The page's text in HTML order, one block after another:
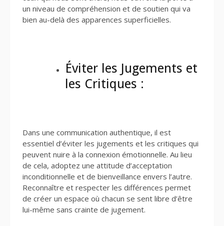
un niveau de compréhension et de soutien qui va
bien au-delà des apparences superficielles.
Éviter les Jugements et
les Critiques :
Dans une communication authentique, il est
essentiel d’éviter les jugements et les critiques qui
peuvent nuire à la connexion émotionnelle. Au lieu
de cela, adoptez une attitude d’acceptation
inconditionnelle et de bienveillance envers l’autre.
Reconnaître et respecter les différences permet
de créer un espace où chacun se sent libre d’être
lui-même sans crainte de jugement.